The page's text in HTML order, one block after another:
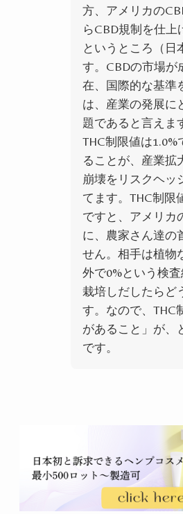
方、アメリカの
らCBD規制を仕上
というところ（日
す。CBDの市場が
在、国際的な基準
は、産業の発展に
題であると言えま
THC制限値は
ることが、産業拡
崩壊をリスクヘッ
てます。THC制限
ですと、アメリカ
に、農家さん達の
せん。相手は植物
外で0%という検
栽培しだしたらど
す。なので、THC
があること」が、
です。